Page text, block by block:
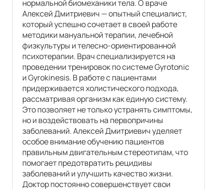
нормальной биомеханики тела. О враче
Алексей Дмитриевич — опытный специалист,
который успешно сочетает в своей работе
методики мануальной терапии, лечебной
физкультуры и телесно-ориентированной
психотерапии. Врач специализируется на
проведении тренировок по системе Gyrotonic
и Gyrokinesis. В работе с пациентами
придерживается холистического подхода,
рассматривая организм как единую систему.
Это позволяет не только устранять симптомы,
но и воздействовать на первопричины
заболеваний. Алексей Дмитриевич уделяет
особое внимание обучению пациентов
правильным двигательным стереотипам, что
помогает предотвратить рецидивы
заболеваний и улучшить качество жизни.
Доктор постоянно совершенствует свои